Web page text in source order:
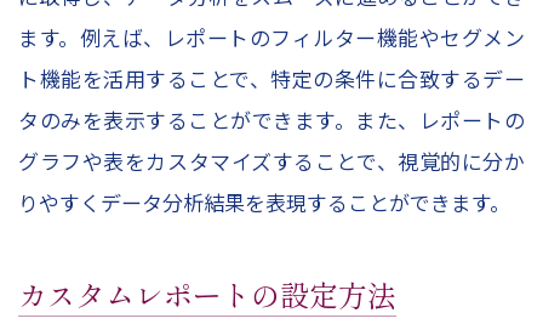
ます。例えば、レポートのフィルター機能やセグメン
ト機能を活用することで、特定の条件に合致するデー
タのみを表示することができます。また、レポートの
グラフや表をカスタマイズすることで、視覚的に分か
りやすくデータ分析結果を表現することができます。
カスタムレポートの設定方法